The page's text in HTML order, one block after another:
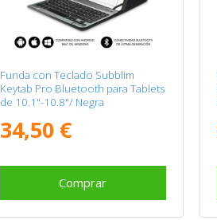
Funda con Teclado Subblim
Keytab Pro Bluetooth para Tablets
de 10.1"-10.8"/ Negra
34,50 €
Comprar